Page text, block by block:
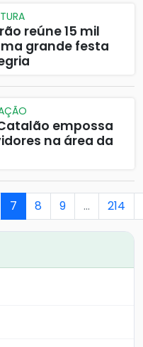
reúne 15 mil
grande festa
empossa
na área da
7 8 9 … 214